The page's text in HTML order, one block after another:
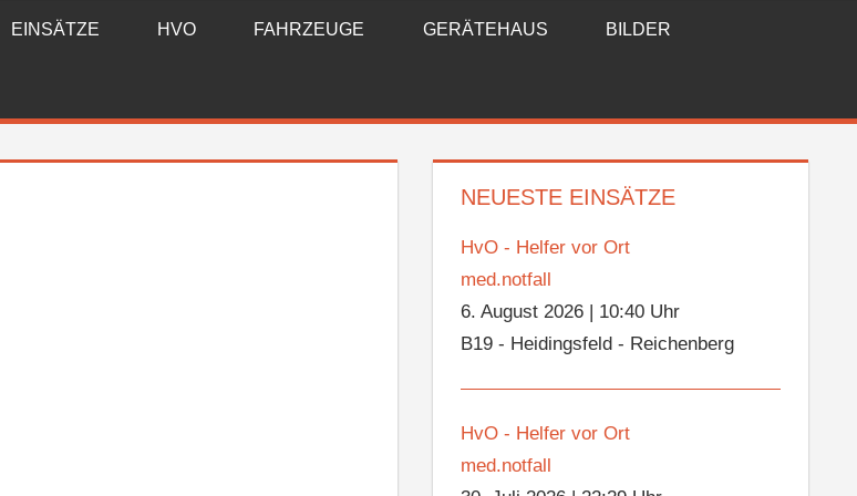
EINSÄTZE HVO FAHRZEUGE GERÄTEHAUS BILDER
NEUESTE EINSÄTZE
HvO - Helfer vor Ort
med.notfall
6. August 2026
10:40 Uhr
B19 - Heidingsfeld - Reichenberg
HvO - Helfer vor Ort
med.notfall